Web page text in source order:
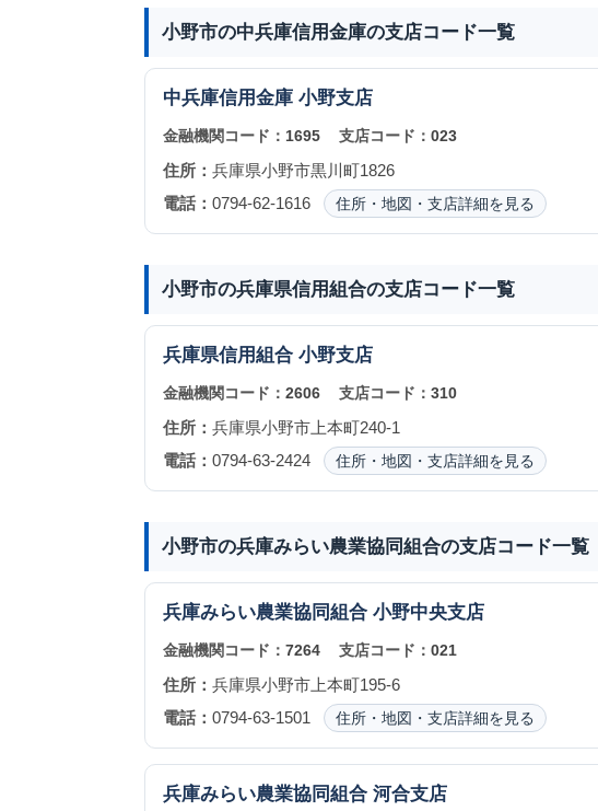
小野市の中兵庫信用金庫の支店コード一覧
中兵庫信用金庫 小野支店
金融機関コード： 1695 支店コード： 023
住所： 兵庫県小野市黒川町1826
電話： 0794-62-1616 住所・地図・支店詳細を見る
小野市の兵庫県信用組合の支店コード一覧
兵庫県信用組合 小野支店
金融機関コード： 2606 支店コード： 310
住所： 兵庫県小野市上本町240-1
電話： 0794-63-2424 住所・地図・支店詳細を見る
小野市の兵庫みらい農業協同組合の支店コード一覧
兵庫みらい農業協同組合 小野中央支店
金融機関コード： 7264 支店コード： 021
住所： 兵庫県小野市上本町195-6
電話： 0794-63-1501 住所・地図・支店詳細を見る
兵庫みらい農業協同組合 河合支店